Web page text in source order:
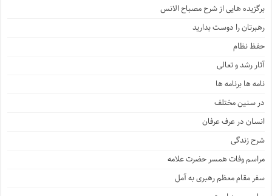
برگزیده هایی از شرح مصباح الانس
رهبرتان را دوست بدارید
حفظ نظام
آثار رشد و تعالی
نامه ها برنامه ها
در سنین مختلف
انسان در عرف عرفان
شرح زندگی
مراسم وفات همسر حضرت علامه
سفر مقام معظم رهبری به آمل